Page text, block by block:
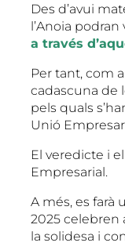
Des d’avui
l’Anoia
a través
Per tant, com
cadascuna de
pels quals
Unió
El veredicte i
Empresarial.
A més, es farà
2025 celebren
la solidesa i